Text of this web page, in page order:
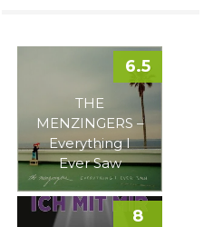
THE
MENZINGERS –
Everything I
Ever Saw
6.5
8